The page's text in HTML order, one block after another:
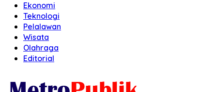
Ekonomi
Teknologi
Pelalawan
Wisata
Olahraga
Editorial